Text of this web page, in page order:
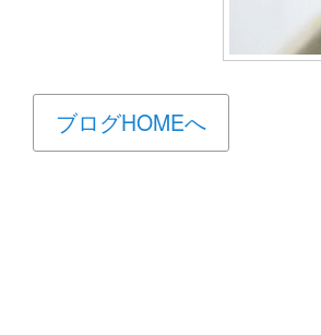
ブログHOMEへ